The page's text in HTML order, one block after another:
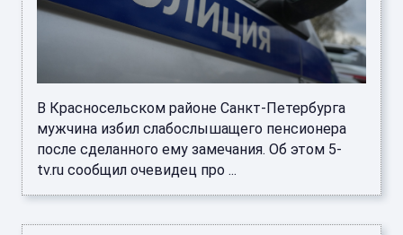
В Красносельском районе Санкт-Петербурга
мужчина избил слабослышащего пенсионера
после сделанного ему замечания. Об этом 5-
tv.ru сообщил очевидец про ...